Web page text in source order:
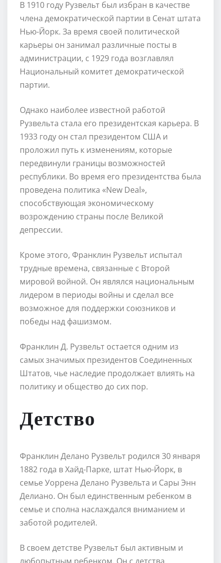
В 1910 году Рузвельт был избран в качестве
члена демократической партии в Сенат штата
Нью-Йорк. За время своей политической
карьеры он занимал различные посты в
администрации, с 1929 года возглавлял
Национальный комитет демократической
партии.
Однако наиболее известной работой
Рузвельта стала его президентская карьера. В
1933 году он стал президентом США и
проложил путь к изменениям, которые
передвинули границы возможностей
республики. Во время его президентства была
проведена политика «New Deal»,
способствующая экономическому
возрождению страны после Великой
депрессии.
Кроме этого, Франклин Рузвельт испытал
трудные времена, связанные с Второй
мировой войной. Он являлся национальным
лидером в периоды войны и сделал все
возможное для поддержки союзников и
победы над фашизмом.
Франклин Д. Рузвельт остается одним из
самых значимых президентов Соединенных
Штатов, чье наследие продолжает влиять на
политику и общество до сих пор.
Детство
Франклин Делано Рузвельт родился 30 января
1882 года в Хайд-Парке, штат Нью-Йорк, в
семье Уоррена Делано Рузвельта и Сары Энн
Делиано. Он был единственным ребенком в
семье и сполна наслаждался вниманием и
заботой родителей.
В своем детстве Рузвельт был активным и